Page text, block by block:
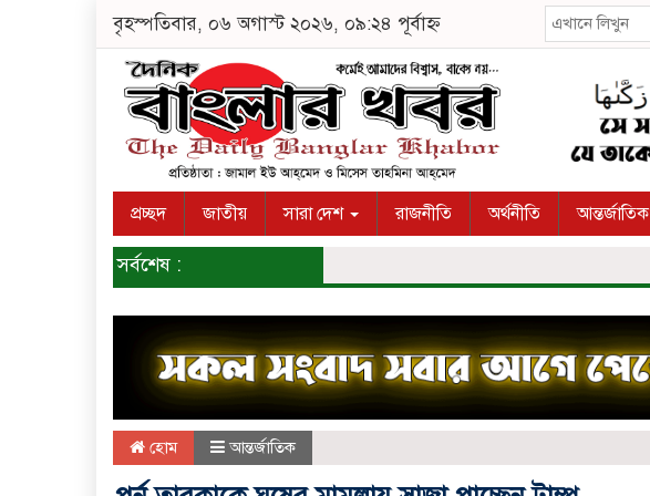
বৃহস্পতিবার, ০৬ অগাস্ট ২০২৬, ০৯:২৪ পূর্বাহ্ন
প্রচ্ছদ জাতীয় সারা দেশ রাজনীতি অর্থনীতি আন্তর্জাতিক
সর্বশেষ :
হোম আন্তর্জাতিক